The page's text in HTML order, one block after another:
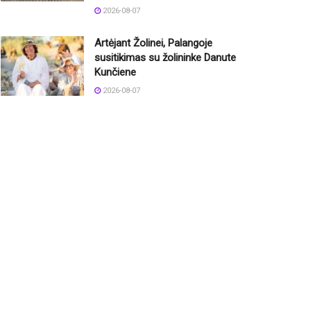
2026-08-07
Artėjant Žolinei, Palangoje
susitikimas su žolininke Danute
Kunčiene
2026-08-07